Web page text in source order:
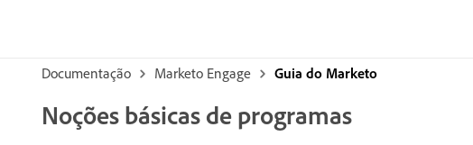
Documentação Marketo Engage Guia do Marketo
Noções básicas de programas